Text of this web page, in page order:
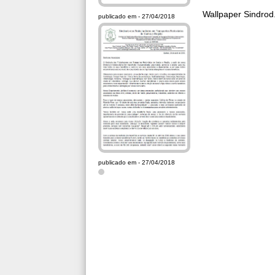
publicado em - 27/04/2018
publicado em - 27/04/2018
Wallpaper Sindrod.